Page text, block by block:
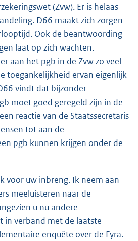
(Zvw). Er is helaas
D66 maakt zich zorgen
Ook de beantwoording
laat op zich wachten.
aan het pgb in de Zvw zo veel
toegankelijkheid ervan eigenlijk
vindt dat bijzonder
moet goed geregeld zijn in de
reactie van de Staatssecretaris
tot aan de
pgb kunnen krijgen onder de
voor uw inbreng. Ik neem aan
meeluisteren naar de
u nu andere
in verband met de laatste
enquête over de Fyra.